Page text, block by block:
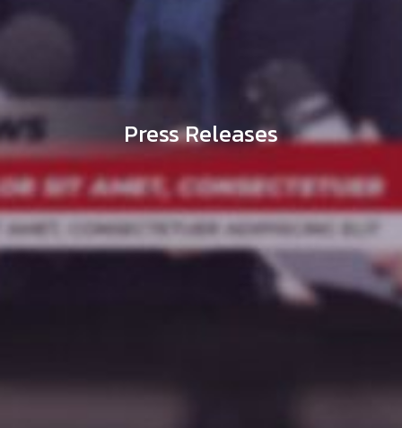
Press Releases